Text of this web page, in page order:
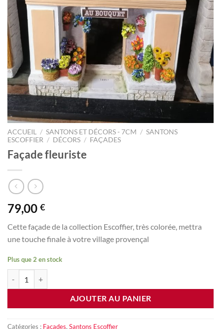
ACCUEIL / SANTONS ET DÉCORS - 7CM / SANTONS
ESCOFFIER / DÉCORS / FAÇADES
Façade fleuriste
79,00 €
Cette façade de la collection Escoffier, très colorée, mettra
une touche finale à votre village provençal
Plus que 2 en stock
AJOUTER AU PANIER
Catégories : Façades, Santons Escoffier